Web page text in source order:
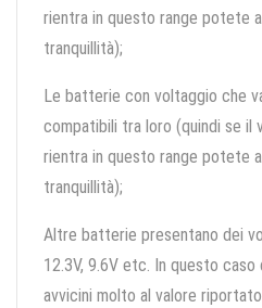
rientra in questo range potete
tranquillità);
Le batterie con voltaggio che
compatibili tra loro (quindi se il
rientra in questo range potete
tranquillità);
Altre batterie presentano dei
12.3V, 9.6V etc. In questo
avvicini molto al valore